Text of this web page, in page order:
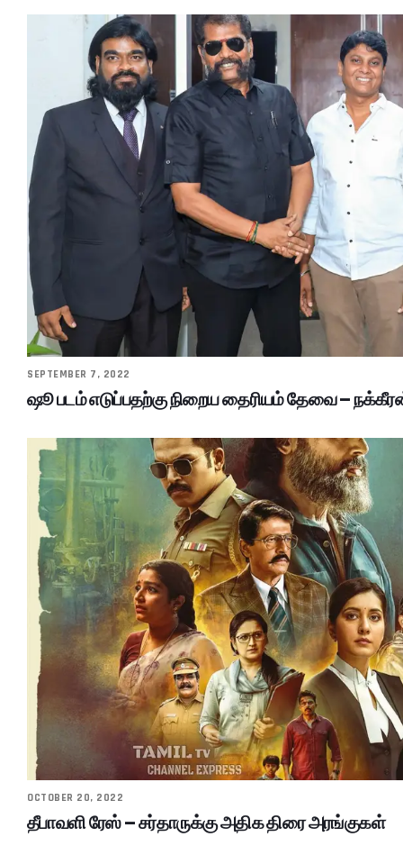
SEPTEMBER 7, 2022
ஷூ படம் எடுப்பதற்கு நிறைய தைரியம் தேவை –
OCTOBER 20, 2022
தீபாவளி ரேஸ் – சர்தாருக்கு அதிக திரை அரங்குகள்